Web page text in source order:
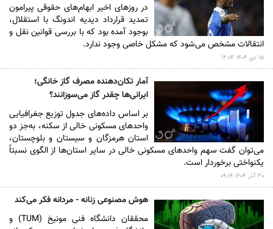
در روز‌های اخیر ابهام‌های حقوقی پیرامون
تمدید قرارداد دیدیه اندونگ با استقلال،
بوجود آمده بود که با بررسی قوانین نقل و
انتقالات مشخص می‌شود که مشکل خاصی وجود ندارد.
۱۵ دى ۱۴۰۴ ۱۲:۰۴
آمار تکان‌دهنده مصرف گاز خانگی؛
ایرانی‌ها چقدر گاز می‌سوزانند؟
بر اساس داده‌های جدول توزیع جغرافیایی
واحد‌های مسکونی خالی از سکنه، به‌جز دو
استان هرمزگان و سیستان و بلوچستان،
می‌توان گفت سهم واحد‌های مسکونی خالی در سایر استان‌ها از الگوی نسبتاً
یکنواختی برخوردار است.
۳۰ آذر ۱۴۰۴ ۰۹:۱۹
هوش مصنوعی زنانه - مردانه فکر می‌کند
محققان دانشگاه فنی مونیخ (TUM) و